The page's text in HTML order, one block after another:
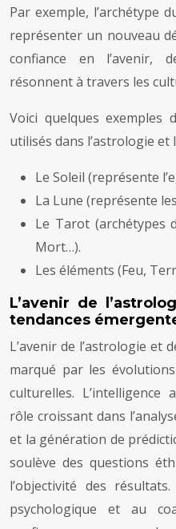
Par exemple, l’archétype
représenter un nouveau
confiance en l’avenir,
résonnent à travers les
Voici quelques exemples
utilisés dans l’astrologie et
Le Soleil (représente
La Lune (représente
Le Tarot (archétypes
Mort…).
Les éléments (Feu,
L’avenir de
tendances
L’avenir de l’astrologie et
marqué par les
culturelles.
rôle croissant dans
et la génération de
soulève des questions
l’objectivité des
psychologique et au